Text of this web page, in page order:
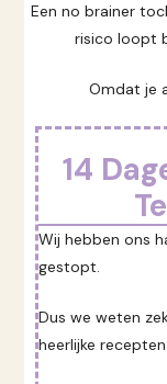
Een no brainer
risico loopt
Omdat je
14
Wij hebben ons
gestopt.
Dus we weten
heerlijke